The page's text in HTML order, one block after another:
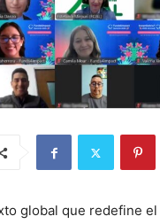
global que redefine